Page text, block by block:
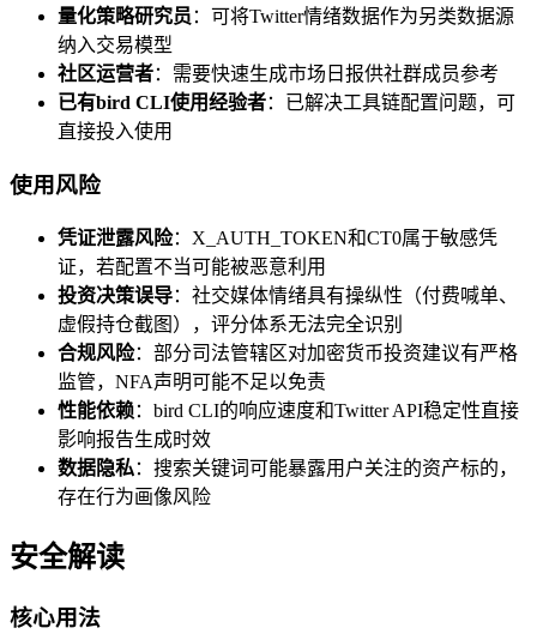
量化策略研究员 ：可将Twitter情绪数据作为另类数据源
纳入交易模型
社区运营者：需要快速生成市场日报供社群成员参考
已有bird CLI使用经验者：已解决工具链配置问题，可
直接投入使用
使用风险
凭证泄露风险：X_AUTH_TOKEN和CT0属于敏感凭
证，若配置不当可能被恶意利用
投资决策误导：社交媒体情绪具有操纵性（付费喊单、
虚假持仓截图），评分体系无法完全识别
合规风险：部分司法管辖区对加密货币投资建议有严格
监管，NFA声明可能不足以免责
性能依赖：bird CLI的响应速度和Twitter API稳定性直接
影响报告生成时效
数据隐私：搜索关键词可能暴露用户关注的资产标的，
存在行为画像风险
安全解读
核心用法